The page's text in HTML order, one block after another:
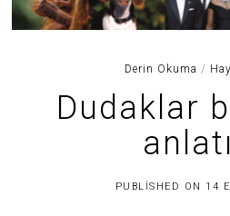
Derin Okuma /
Dudaklar
PUBLISHED ON 14